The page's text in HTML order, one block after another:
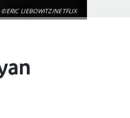
©ERIC LIEBOWITZ/NETFLIX